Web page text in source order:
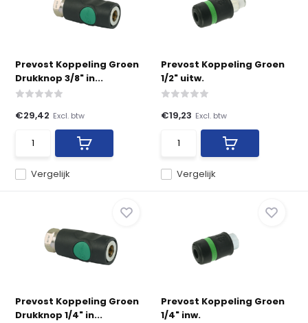
Prevost Koppeling Groen
Drukknop 3/8" in...
Vergelijk
€29,42 Excl. btw
Prevost Koppeling Groen
1/2" uitw.
Vergelijk
€19,23 Excl. btw
Prevost Koppeling Groen
Drukknop 1/4" in...
Prevost Koppeling Groen
1/4" inw.